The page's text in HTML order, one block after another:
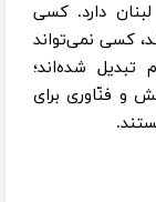
دارد. کسی
کسی نمی‌تواند
تبدیل شده‌اند؛
و فنّاوری برای